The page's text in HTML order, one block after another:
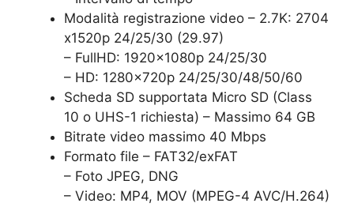
Modalità registrazione video – 2.7K: 2704
x1520p 24/25/30 (29.97)
– FullHD: 1920x1080p 24/25/30
– HD: 1280x720p 24/25/30/48/50/60
Scheda SD supportata Micro SD (Class
10 o UHS-1 richiesta) – Massimo 64 GB
Bitrate video massimo 40 Mbps
Formato file – FAT32/exFAT
– Foto JPEG, DNG
– Video: MP4, MOV (MPEG-4 AVC/H.264)